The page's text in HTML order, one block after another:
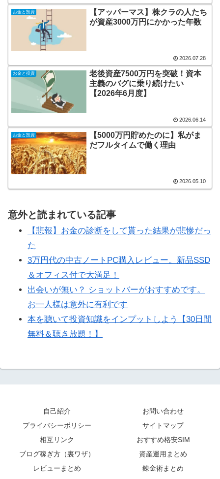
お金と投資
【アッパーマス】株クラの人たち
が資産3000万円にかかった年数
2026.07.28
お金と投資
老後資産7500万円を突破！資本
主義のバグに乗り続けたい
【2026年6月度】
2026.06.14
お金と投資
【5000万円貯めたのに】私がま
だフルタイムで働く理由
2026.05.10
意外と読まれている記事
【悲報】お金の診断をして貰った結果が悲惨だっ
た
3万円代の中古ノートPC購入レビュー。新品SSD
＆オフィス付で大満足！
出会いが無い？ ショットバーがおすすめです。
お一人様は意外に有利です
本を聴いて投資知識をインプットしよう【30日間
無料＆聴き放題！】
自己紹介
お問い合わせ
プライバシーポリシー
サイトマップ
相互リンク
おすすめ格安SIM
ブログ稼ぎ方（裏ワザ）
資産運用まとめ
レビューまとめ
錬金術まとめ